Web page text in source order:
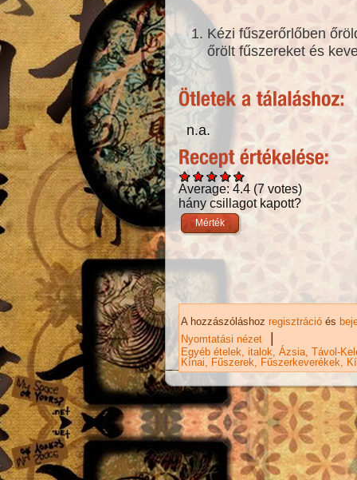
Kézi fűszerőrlőben
őrölt fűszereket és
n.a.
Average: 4.4 (7 votes)
hány csillagot kapott?
A hozzászóláshoz regisztráció és
Nyomtatási nézet
|
Egyéb ételek, italok Ázsia Távol-
Kínai
Fűszerek Fűszerkeverékek